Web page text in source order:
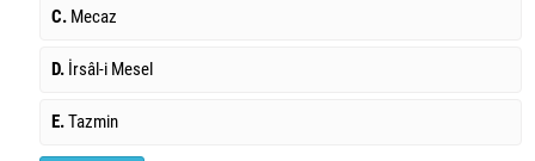
C. Mecaz
D. İrsâl-i Mesel
E.Tazmin